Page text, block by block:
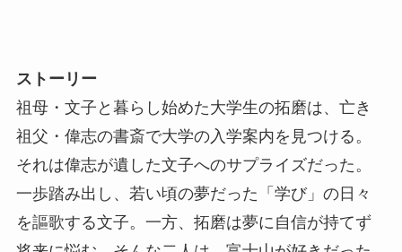
ストーリー
祖母・文子と暮らし始めた大学生の拓磨は、亡き
祖父・偉志の書斎で大学の入学案内を見つける。
それは偉志が遺した文子へのサプライズだった。
一歩踏み出し、若い頃の夢だった「学び」の日々
を謳歌する文子。一方、拓磨は夢に自信が持てず